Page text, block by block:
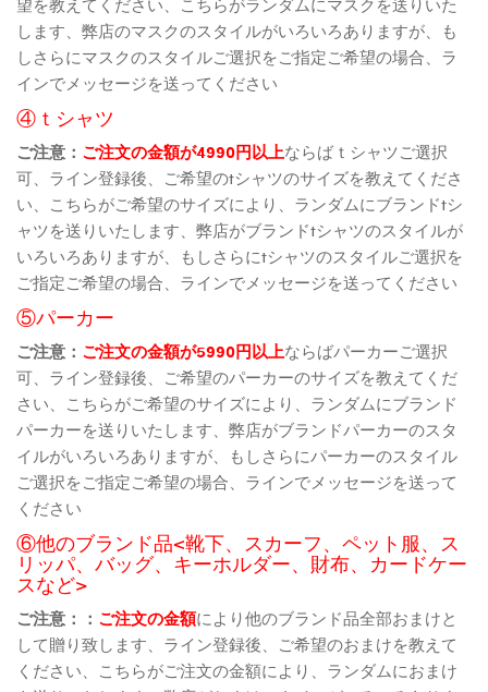
します、弊店のマスクのスタイルがいろいろありますが、も
しさらにマスクのスタイルご選択をご指定ご希望の場合、ラ
インでメッセージを送ってください
④ｔシャツ
ご注意： ご注文の金額が4990円以上ならばｔシャツご選択
可、ライン登録後、ご希望のtシャツのサイズを教えてくださ
い、こちらがご希望のサイズにより、ランダムにブランドtシ
ャツを送りいたします、弊店がブランドtシャツのスタイルが
いろいろありますが、もしさらにtシャツのスタイルご選択を
ご指定ご希望の場合、ラインでメッセージを送ってください
⑤パーカー
ご注意： ご注文の金額が5990円以上ならばパーカーご選択
可、ライン登録後、ご希望のパーカーのサイズを教えてくだ
さい、こちらがご希望のサイズにより、ランダムにブランド
パーカーを送りいたします、弊店がブランドパーカーのスタ
イルがいろいろありますが、もしさらにパーカーのスタイル
ご選択をご指定ご希望の場合、ラインでメッセージを送って
ください
⑥他のブランド品<靴下、スカーフ、ペット服、ス
リッパ、バッグ、キーホルダー、財布、カードケー
スなど>
ご注意：： ご注文の金額により他のブランド品全部おまけと
して贈り致します、ライン登録後、ご希望のおまけを教えて
ください、こちらがご注文の金額により、ランダムにおまけ